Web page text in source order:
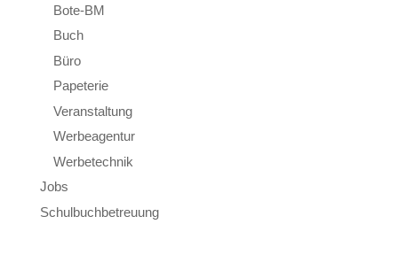
Bote-BM
Buch
Büro
Papeterie
Veranstaltung
Werbeagentur
Werbetechnik
Jobs
Schulbuchbetreuung